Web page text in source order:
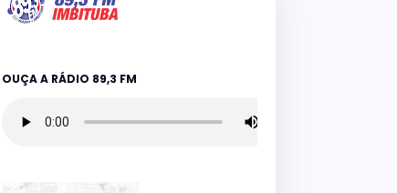
OUÇA A RÁDIO 89,3 FM